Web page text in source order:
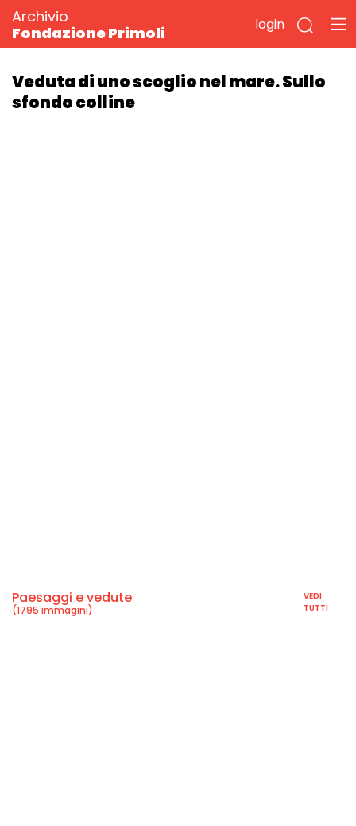
Archivio
Fondazione Primoli
login
Veduta di uno scoglio nel mare. Sullo
sfondo colline
Paesaggi e vedute
(1795 immagini)
VEDI
TUTTI